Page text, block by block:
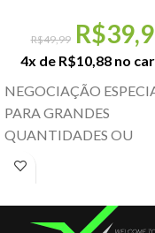
R$49,99 R$
4x de R$10,88 no
NEGOCIAÇÃO
PARA GRANDES
QUANTIDADES OU
REVENDAS Produto: